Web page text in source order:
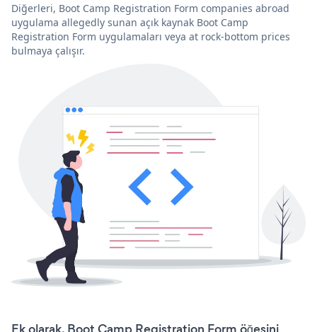
Diğerleri, Boot Camp Registration Form companies abroad
uygulama allegedly sunan açık kaynak Boot Camp
Registration Form uygulamaları veya at rock-bottom prices
bulmaya çalışır.